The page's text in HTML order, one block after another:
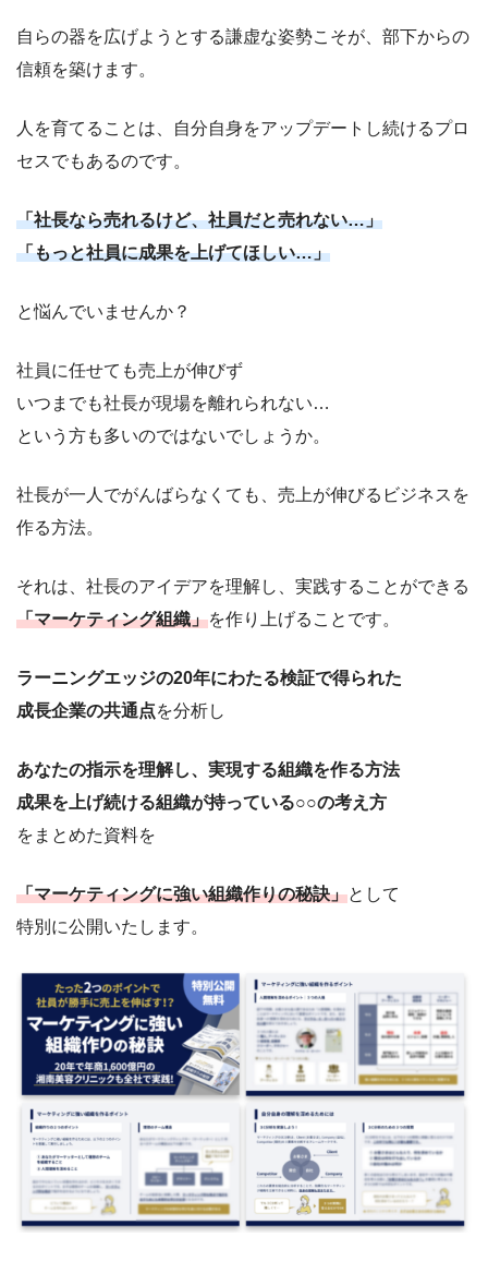
自らの器を広げようとする謙虚な姿勢こそが、部下からの
信頼を築けます。
人を育てることは、自分自身をアップデートし続けるプロ
セスでもあるのです。
「社長なら売れるけど、社員だと売れない…」
「もっと社員に成果を上げてほしい…」
と悩んでいませんか？
社員に任せても売上が伸びず
いつまでも社長が現場を離れられない…
という方も多いのではないでしょうか。
社長が一人でがんばらなくても、売上が伸びるビジネスを
作る方法。
それは、社長のアイデアを理解し、実践することができる
「マーケティング組織」を作り上げることです。
ラーニングエッジの20年にわたる検証で得られた
成長企業の共通点を分析し
あなたの指示を理解し、実現する組織を作る方法
成果を上げ続ける組織が持っている○○の考え方
をまとめた資料を
「マーケティングに強い組織作りの秘訣」として
特別に公開いたします。